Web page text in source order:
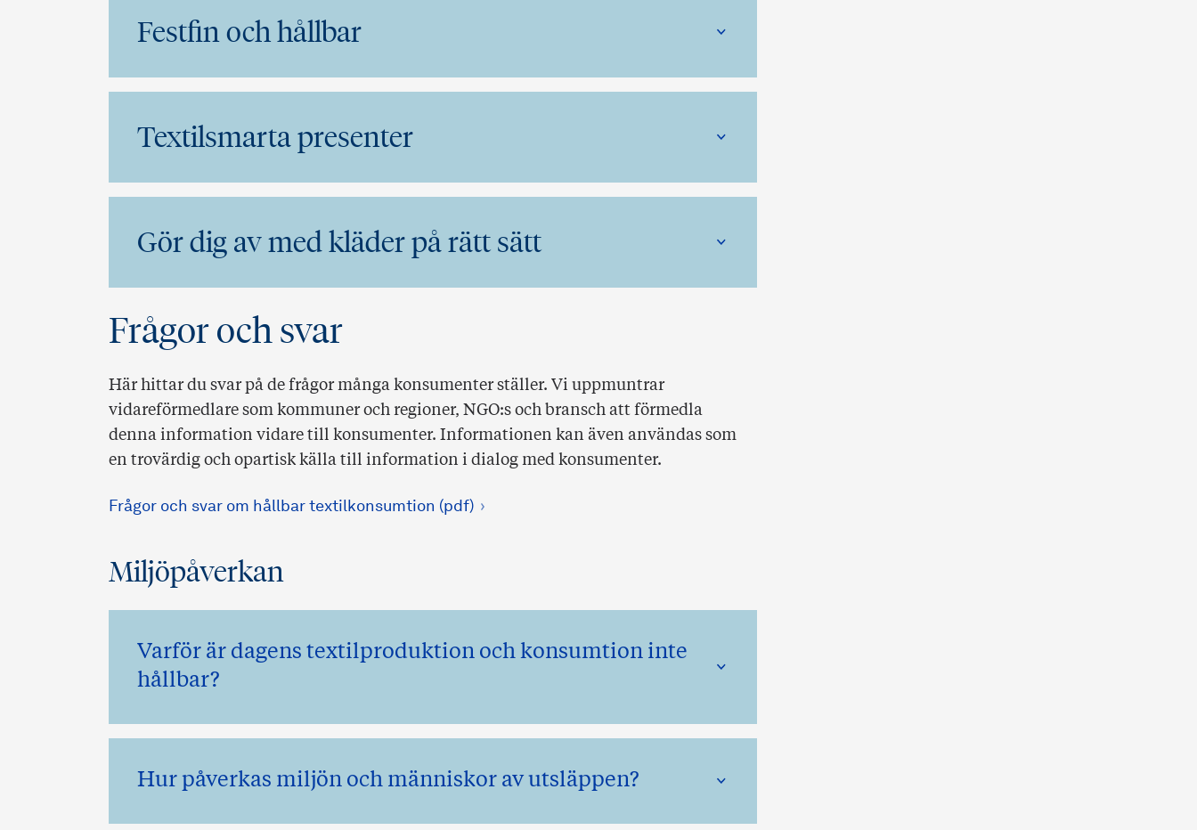
Festfin och hållbar
Textilsmarta presenter
Gör dig av med kläder på rätt sätt
Frågor och svar
Här hittar du svar på de frågor många konsumenter ställer. Vi uppmuntrar
vidareförmedlare som kommuner och regioner, NGO:s och bransch att förmedla
denna information vidare till konsumenter. Informationen kan även användas som
en trovärdig och opartisk källa till information i dialog med konsumenter.
Frågor och svar om hållbar textilkonsumtion (pdf)
Miljöpåverkan
Varför är dagens textilproduktion och konsumtion inte
hållbar?
Hur påverkas miljön och människor av utsläppen?